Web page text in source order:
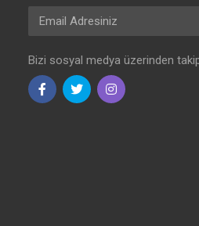
Email Adresiniz
Bizi sosyal medya üzerinden